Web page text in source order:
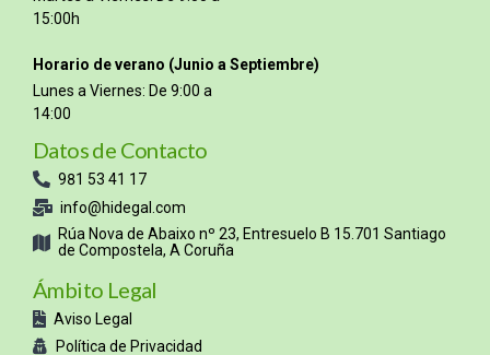
15:00h
Horario de verano (Junio a Septiembre)
Lunes a Viernes: De 9:00 a
14:00
Datos de Contacto
981 53 41 17
info@hidegal.com
Rúa Nova de Abaixo nº 23, Entresuelo B 15.701 Santiago
de Compostela, A Coruña
Ámbito Legal
Aviso Legal
Política de Privacidad